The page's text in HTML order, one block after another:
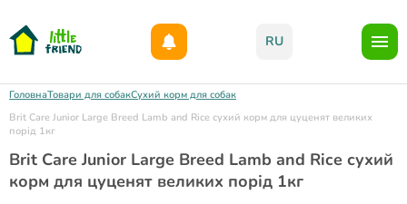
RU
ГоловнаТовари для собакСухий корм для собак
Brit Care Junior Large Breed Lamb and Rice сухий корм для цуценят великих
порід 1кг
Brit Care Junior Large Breed Lamb and Rice сухий
корм для цуценят великих порід 1кг